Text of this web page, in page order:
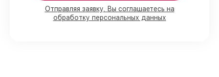
90%комплектующих для
кондиционеров имеются в наличии или
Отправляя заявку, Вы соглашаетесь на
обработку персональных данных